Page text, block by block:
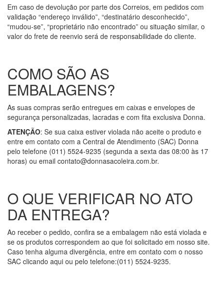
Em caso de devolução por parte dos Correios, em pedidos com
validação “endereço inválido”, “destinatário desconhecido”,
“mudou-se”, “proprietário não encontrado” ou situação similar, o
valor do frete de reenvio será de responsabilidade do cliente.
COMO SÃO AS
EMBALAGENS?
As suas compras serão entregues em caixas e envelopes de
segurança personalizadas, lacradas e com fita exclusiva Donna.
ATENÇÃO: Se sua caixa estiver violada não aceite o produto e
entre em contato com a Central de Atendimento (SAC) Donna
pelo telefone (011) 5524-9235 (segunda a sexta das 08:00 às 17
horas) ou email contato@donnasacoleira.com.br.
O QUE VERIFICAR NO ATO
DA ENTREGA?
Ao receber o pedido, confira se a embalagem não está violada e
se os produtos correspondem ao que foi solicitado em nosso site.
Caso tenha alguma divergência, entre em contato com o nosso
SAC clicando aqui ou pelo telefone:(011) 5524-9235.